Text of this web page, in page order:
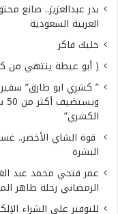
بدر عبدالعزيز.. صانع
العربية السعودية
خليك فاكر
( أبو عيطة ينتهي من
” كشري ابو طارق”
الكشري”
البشرة
عمر فتحي محمد عبد
الرمضاني رحلة طاهر
للتوفير على الشراء